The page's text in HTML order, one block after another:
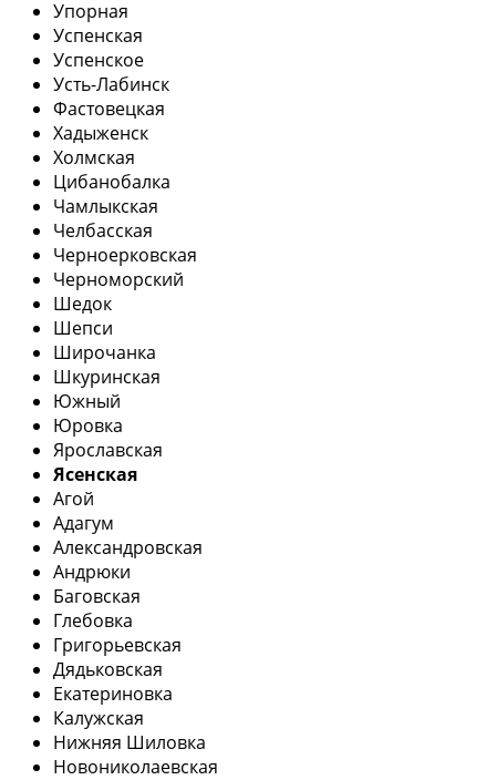
Упорная
Успенская
Успенское
Усть-Лабинск
Фастовецкая
Хадыженск
Холмская
Цибанобалка
Чамлыкская
Челбасская
Черноерковская
Черноморский
Шедок
Шепси
Широчанка
Шкуринская
Южный
Юровка
Ярославская
Ясенская
Агой
Адагум
Александровская
Андрюки
Баговская
Глебовка
Григорьевская
Дядьковская
Екатериновка
Калужская
Нижняя Шиловка
Новониколаевская